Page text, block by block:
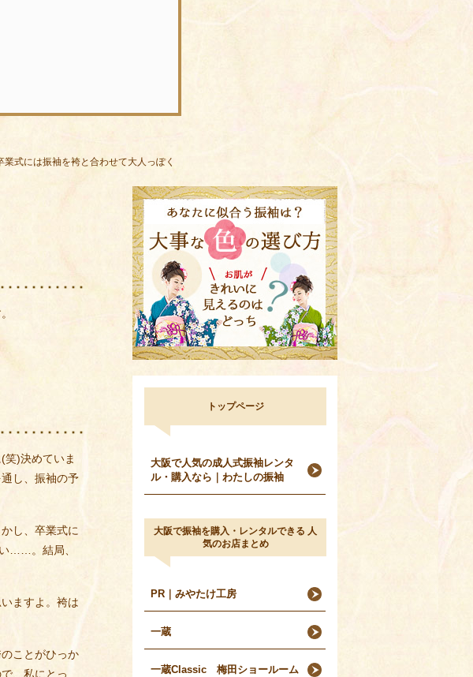
業式には振袖を袴と合わせて大人っぽく
笑)決めていま
し、振袖の予
し、卒業式に
……。結局、
ますよ。袴は
ことがひっか
、私にとっ
トップページ
大阪で人気の成人式振袖レンタ
ル・購入なら｜わたしの振袖
大阪で振袖を購入・レンタルできる 人
気のお店まとめ
PR｜みやたけ工房
一蔵
一蔵Classic 梅田ショールーム